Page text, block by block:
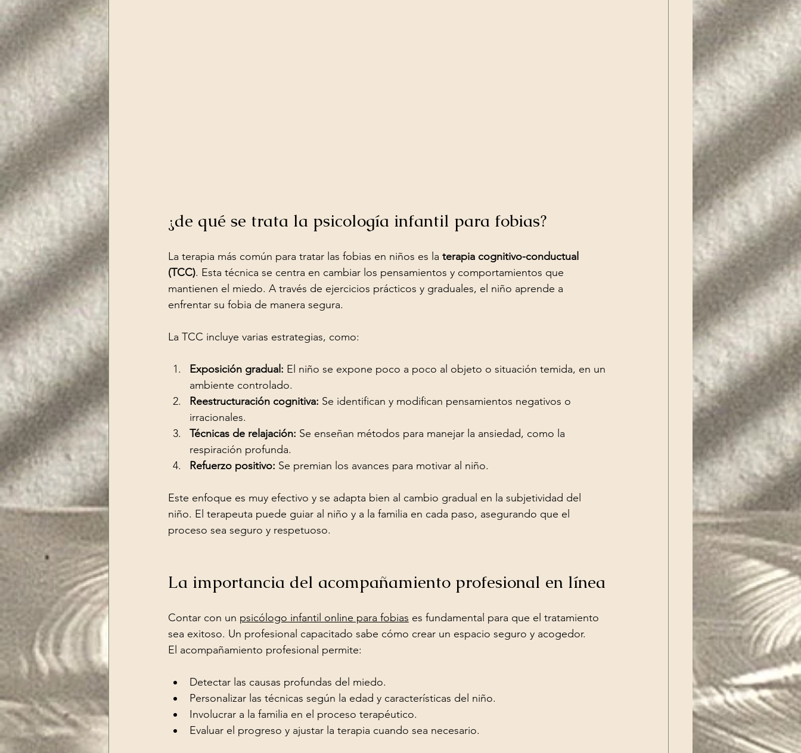
¿de qué se trata la psicología infantil para fobias?
La terapia más común para tratar las fobias en niños es la terapia cognitivo-conductual
(TCC). Esta técnica se centra en cambiar los pensamientos y comportamientos que
mantienen el miedo. A través de ejercicios prácticos y graduales, el niño aprende a
enfrentar su fobia de manera segura.
La TCC incluye varias estrategias, como:
Exposición gradual: El niño se expone poco a poco al objeto o situación temida, en un
ambiente controlado.
Reestructuración cognitiva: Se identifican y modifican pensamientos negativos o
irracionales.
Técnicas de relajación: Se enseñan métodos para manejar la ansiedad, como la
respiración profunda.
Refuerzo positivo: Se premian los avances para motivar al niño.
Este enfoque es muy efectivo y se adapta bien al cambio gradual en la subjetividad del
niño. El terapeuta puede guiar al niño y a la familia en cada paso, asegurando que el
proceso sea seguro y respetuoso.
La importancia del acompañamiento profesional en línea
Contar con un psicólogo infantil online para fobias es fundamental para que el tratamiento
sea exitoso. Un profesional capacitado sabe cómo crear un espacio seguro y acogedor.
El acompañamiento profesional permite:
Detectar las causas profundas del miedo.
Personalizar las técnicas según la edad y características del niño.
Involucrar a la familia en el proceso terapéutico.
Evaluar el progreso y ajustar la terapia cuando sea necesario.